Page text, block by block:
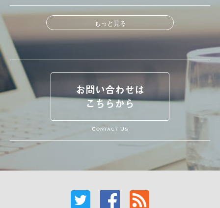
もっと見る
お問い合わせは
こちらから
Contact Us